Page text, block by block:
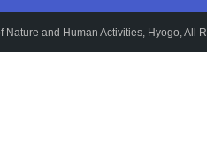
and Human Activities, Hyogo, All